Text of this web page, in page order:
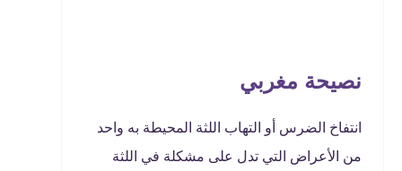
نصيحة مغربي
انتفاخ الضرس أو التهاب اللثة المحيطة به واحد
من الأعراض التي تدل على مشكلة في اللثة